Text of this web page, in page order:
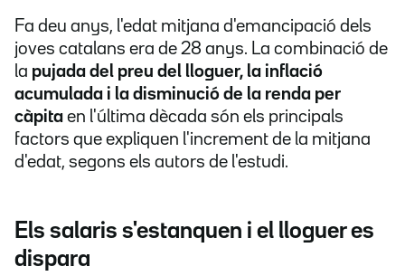
Fa deu anys, l'edat mitjana d'emancipació dels
joves catalans era de 28 anys. La combinació de
la pujada del preu del lloguer, la inflació
acumulada i la disminució de la renda per
càpita en l'última dècada són els principals
factors que expliquen l'increment de la mitjana
d'edat, segons els autors de l'estudi.
Els salaris s'estanquen i el lloguer es
dispara